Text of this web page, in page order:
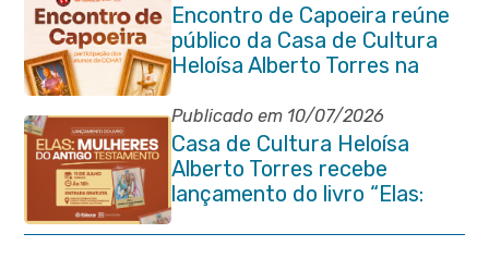
Encontro de Capoeira reúne
público da Casa de Cultura
Heloísa Alberto Torres na
Praça Marechal Floriano
Peixoto
Publicado em 10/07/2026
Casa de Cultura Heloísa
Alberto Torres recebe
lançamento do livro “Elas:
Mulheres do Antigo
Testamento”